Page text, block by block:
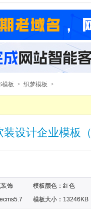
模板 > 织梦模板 >
装设计企业模板
饰 模板颜色： 红色
模板大小：13246KB